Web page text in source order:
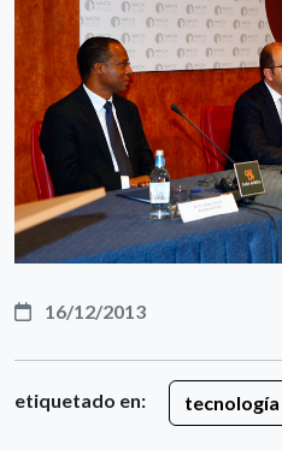
16/12/2013
etiquetado en: tecnología